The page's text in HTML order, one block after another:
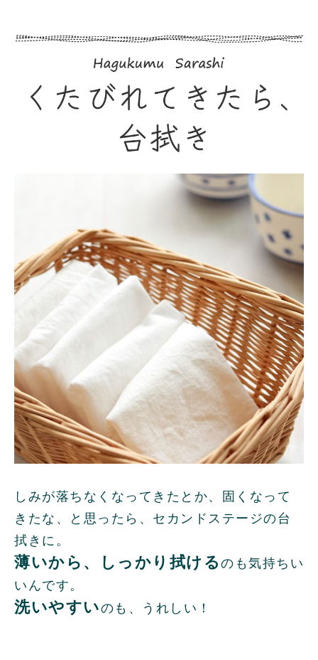
しみが落ちなくなってきたとか、固くなって
きたな、と思ったら、セカンドステージの台
拭きに。
薄いから、しっかり拭けるのも気持ちい
いんです。
洗いやすいのも、うれしい！